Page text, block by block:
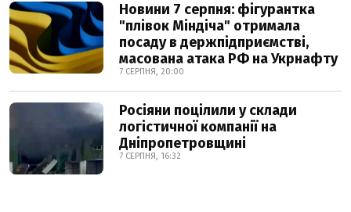
Новини 7 серпня: фігурантка
"плівок Міндіча" отримала
посаду в держпідприємстві,
масована атака РФ на Укрнафту
7 СЕРПНЯ, 20:00
Росіяни поцілили у склади
логістичної компанії на
Дніпропетровщині
7 СЕРПНЯ, 16:32